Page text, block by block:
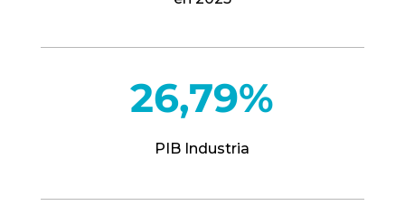
26,79%
PIB Industria